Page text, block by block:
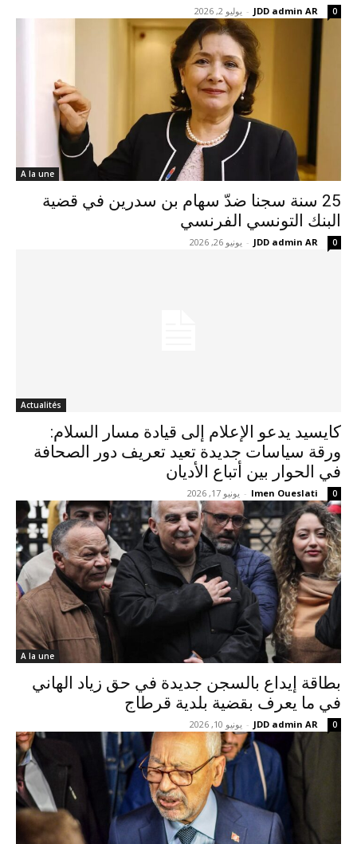
JDD admin AR
- يوليو 2, 2026 0
A la une
25 سنة سجنا ضدّ سهام بن سدرين في قضية
البنك التونسي الفرنسي
JDD admin AR
- يونيو 26, 2026 0
Actualités
كايسيد يدعو الإعلام إلى قيادة مسار السلام:
ورقة سياسات جديدة تعيد تعريف دور الصحافة
في الحوار بين أتباع الأديان
Imen Oueslati
- يونيو 17, 2026 0
A la une
بطاقة إيداع بالسجن جديدة في حق زياد الهاني
في ما يعرف بقضية بلدية قرطاج
JDD admin AR
- يونيو 10, 2026 0